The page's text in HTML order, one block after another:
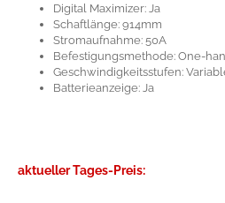
Digital Maximizer: Ja
Schaftlänge: 914mm
Stromaufnahme: 50A
Befestigungsmethode: One-
Geschwindigkeitsstufen:
Batterieanzeige: Ja
aktueller Tages-Preis: